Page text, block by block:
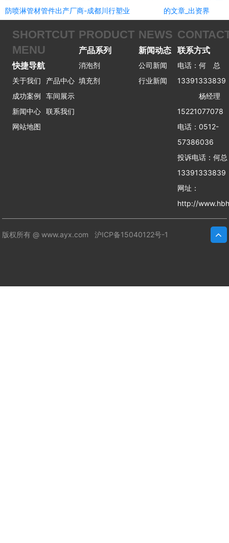
防喷淋管材管件出产厂商-成都川行塑业
的文章_出资界
SHORTCUT
MENU
快捷导航
关于我们
产品中心
成功案例
车间展示
新闻中心 联系我们
网站地图
PRODUCT
产品系列
消泡剂
填充剂
NEWS
新闻动态
公司新闻
行业新闻
联系方式
电话：何 总
13391333839
杨经理
15221077078
电话：0512-
57386036
投诉电话：何总
13391333839
网址：
http://
版权所有 @ www.ayx.com沪ICP备15040122号-1